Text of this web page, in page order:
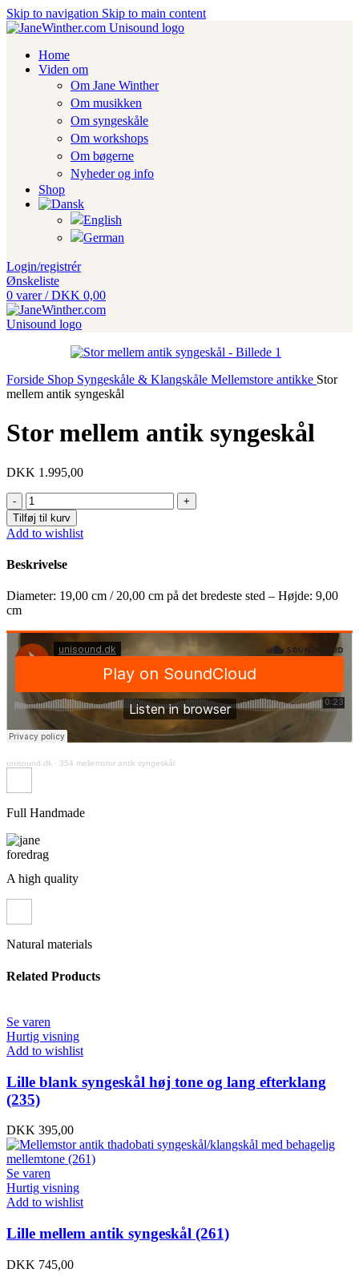
Skip to navigation Skip to main content
Home
Viden om
Om Jane Winther
Om musikken
Om syngeskåle
Om workshops
Om bøgerne
Nyheder og info
Shop
Login/registrér
Ønskeliste
0 varer / DKK 0,00
Forside Shop Syngeskåle & Klangskåle Mellemstore antikke Stor
mellem antik syngeskål
Stor mellem antik syngeskål
DKK 1.995,00
Stor
mellem
antik
syngeskål
antal
Tilføj til kurv
Add to wishlist
Beskrivelse
Diameter: 19,00 cm / 20,00 cm på det bredeste sted – Højde: 9,00
cm
unisound.dk · 354 mellemstor antik syngeskål
Full Handmade
A high quality
Natural materials
Related Products
Se varen
Hurtig visning
Add to wishlist
Lille blank syngeskål høj tone og lang efterklang
(235)
DKK 395,00
Se varen
Hurtig visning
Add to wishlist
Lille mellem antik syngeskål (261)
DKK 745,00